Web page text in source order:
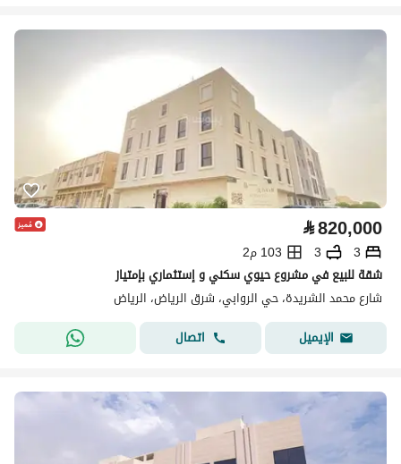
⃁820,000
3
3
103 م2
شقة للبيع في مشروع حيوي سكني و إستثماري بإمتياز
شارع محمد الشريدة، حي الروابي، شرق الرياض، الرياض
الإيميل
اتصال